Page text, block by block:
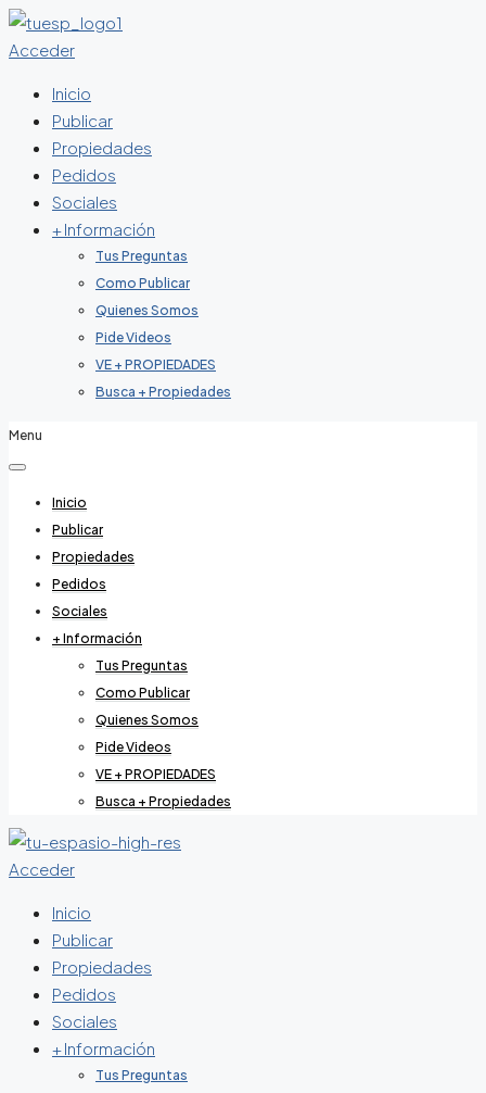
Acceder
Inicio
Publicar
Propiedades
Pedidos
Sociales
+ Información
Tus Preguntas
Como Publicar
Quienes Somos
Pide Videos
VE + PROPIEDADES
Busca + Propiedades
Menu
Inicio
Publicar
Propiedades
Pedidos
Sociales
+ Información
Tus Preguntas
Como Publicar
Quienes Somos
Pide Videos
VE + PROPIEDADES
Busca + Propiedades
Acceder
Inicio
Publicar
Propiedades
Pedidos
Sociales
+ Información
Tus Preguntas